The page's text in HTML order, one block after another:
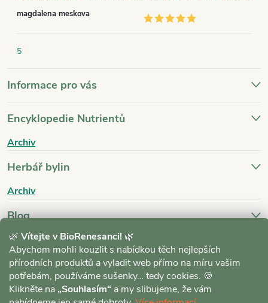
🌿 Vítejte v BioRenesanci! 🌿
Abychom mohli kouzlit s nabídkou těch nejlepších
přírodních produktů a vyladit web přímo na míru vašim
potřebám, používáme sušenky… tedy cookies. 🍪
Klikněte na „Souhlasím“ a my slibujeme, že vám
magdalena meskova
5
Informace pro vás
Encyklopedie Nutrientů
Archiv
Herbář bylin
Archiv
Blog
Archiv